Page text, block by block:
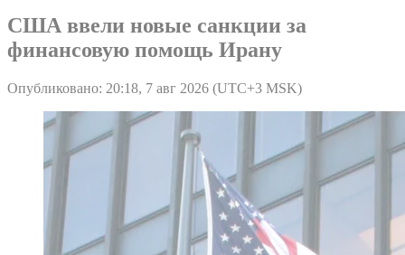
США ввели новые санкции за
финансовую помощь Ирану
Опубликовано: 20:18, 7 авг 2026 (UTC+3 MSK)